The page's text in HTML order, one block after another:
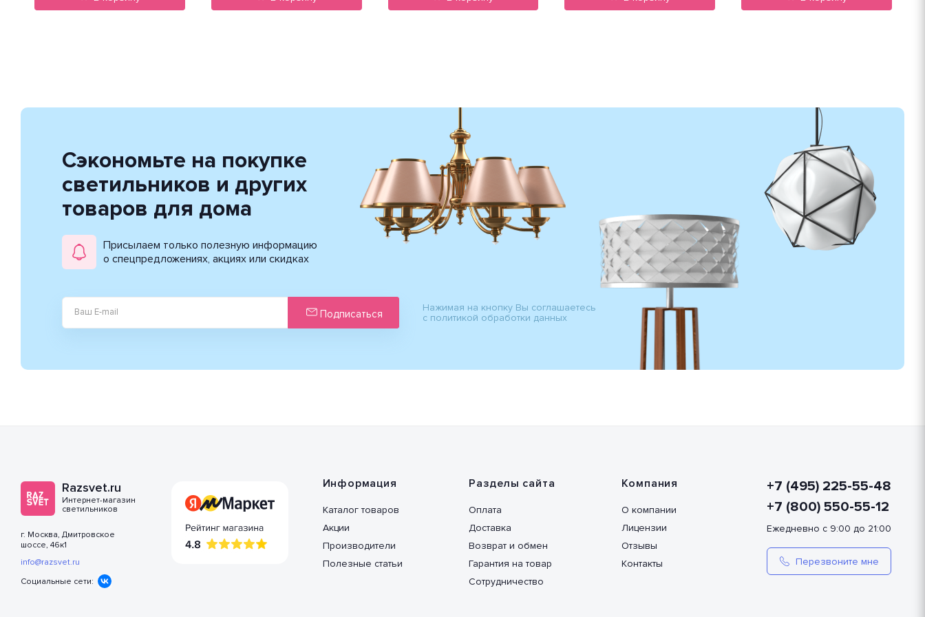
Сэкономьте на покупке
светильников и других
товаров для дома
Присылаем только полезную информацию
о спецпредложениях, акциях или скидках
Подписаться
Нажимая на кнопку Вы соглашаетесь
с политикой обработки данных
Razsvet.ru
Интернет-магазин
светильников
г. Москва, Дмитровское
шоссе, 46к1
info@razsvet.ru
Социальные сети:
Информация
Каталог товаров
Акции
Производители
Полезные статьи
Разделы сайта
Оплата
Доставка
Возврат и обмен
Гарантия на товар
Сотрудничество
Компания
О компании
Лицензии
Отзывы
Контакты
+7 (495) 225-55-48
+7 (800) 550-55-12
Ежедневно с 9:00 до 21:00
Перезвоните мне